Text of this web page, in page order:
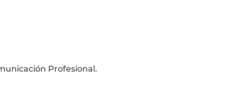
Profesional.